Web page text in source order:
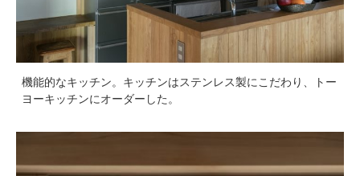
機能的なキッチン。キッチンはステンレス製にこだわり、トー
ヨーキッチンにオーダーした。